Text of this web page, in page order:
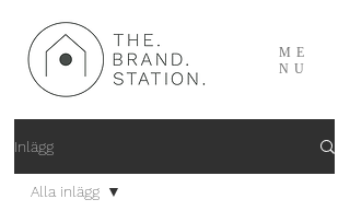
ME
NU
Inlägg
Alla inlägg